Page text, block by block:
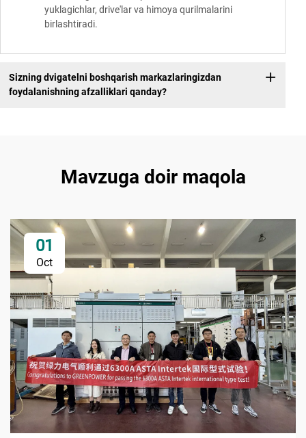
yuklagichlar, drive'lar va himoya qurilmalarini
birlashtiradi.
Sizning dvigatelni boshqarish markazlaringizdan
foydalanishning afzalliklari qanday?
Mavzuga doir maqola
01
Oct